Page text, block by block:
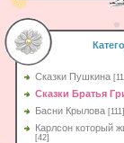
Сказки Пушкина
Сказки Братья
Басни Крылова [111]
Карлсон который
[42]